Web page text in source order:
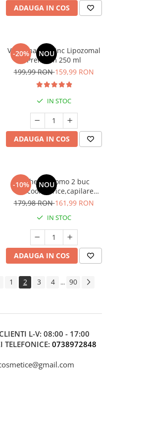
ADAUGA IN COS
-20% NOU
Vitamina C + Zinc Lipozomal
Premium 250 ml
199,99 RON159,99 RON
IN STOC
ADAUGA IN COS
-10% NOU
Pachet II Promo 2 buc
Varicool- varice,capilare
sparte
179,98 RON161,99 RON
IN STOC
ADAUGA IN COS
1 2 3 4 ... 90
L-V: 08:00 - 17:00
TELEFONICE: 0738972848